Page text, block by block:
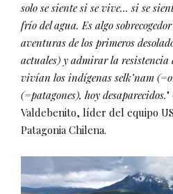
solo se siente si se vive... si se
frío del agua. Es algo
aventuras de los primeros
actuales) y admirar la resistencia
vivían los indígenas selk’nam
(=patagones), hoy desaparecidos."
Valdebenito, líder del equipo
Patagonia Chilena.